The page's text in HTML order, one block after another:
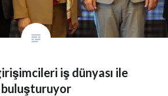
iş dünyası ile
buluşturuyor